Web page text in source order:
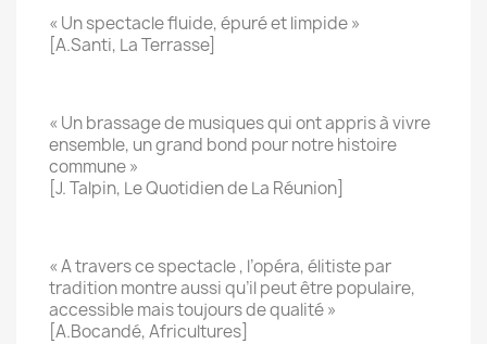
« Un spectacle fluide, épuré et limpide »
[A.Santi, La Terrasse]
« Un brassage de musiques qui ont appris à vivre
ensemble, un grand bond pour notre histoire
commune »
[J. Talpin, Le Quotidien de La Réunion]
« A travers ce spectacle , l’opéra, élitiste par
tradition montre aussi qu’il peut être populaire,
accessible mais toujours de qualité »
[A.Bocandé, Africultures]